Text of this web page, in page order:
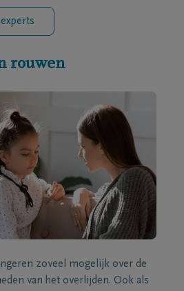
rouwen
zoveel mogelijk over de
van het overlijden. Ook als